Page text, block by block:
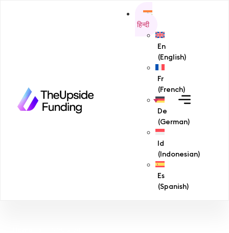
हिन्दी
En
(English)
Fr
(French)
De
(German)
Id
(Indonesian)
Es
(Spanish)